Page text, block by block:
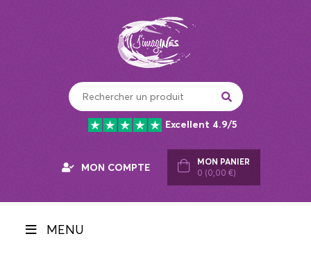
Excellent 4.9/5
MON COMPTE
MON PANIER
0 (0,00 €)
MENU